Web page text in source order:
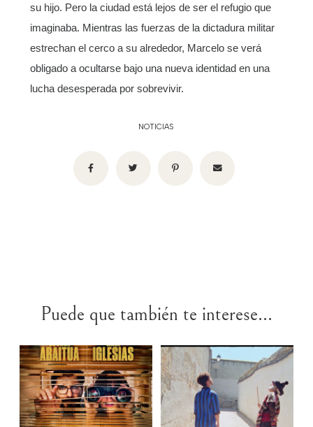
su hijo. Pero la ciudad está lejos de ser el refugio que
imaginaba. Mientras las fuerzas de la dictadura militar
estrechan el cerco a su alrededor, Marcelo se verá
obligado a ocultarse bajo una nueva identidad en una
lucha desesperada por sobrevivir.
NOTICIAS
Puede que también te interese...